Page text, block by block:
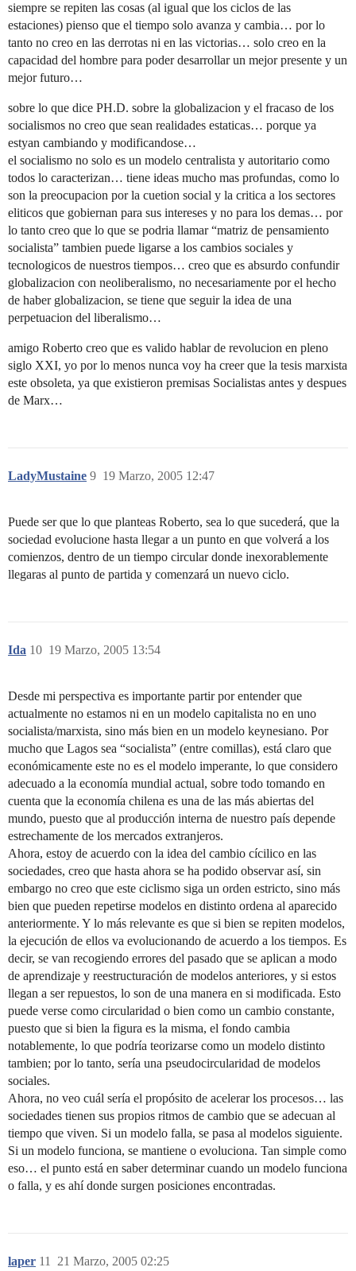
siempre se repiten las cosas (al igual que los ciclos de las
estaciones) pienso que el tiempo solo avanza y cambia… por lo
tanto no creo en las derrotas ni en las victorias… solo creo en la
capacidad del hombre para poder desarrollar un mejor presente y un
mejor futuro…
sobre lo que dice PH.D. sobre la globalizacion y el fracaso de los
socialismos no creo que sean realidades estaticas… porque ya
estyan cambiando y modificandose…
el socialismo no solo es un modelo centralista y autoritario como
todos lo caracterizan… tiene ideas mucho mas profundas, como lo
son la preocupacion por la cuetion social y la critica a los sectores
eliticos que gobiernan para sus intereses y no para los demas… por
lo tanto creo que lo que se podria llamar “matriz de pensamiento
socialista” tambien puede ligarse a los cambios sociales y
tecnologicos de nuestros tiempos… creo que es absurdo confundir
globalizacion con neoliberalismo, no necesariamente por el hecho
de haber globalizacion, se tiene que seguir la idea de una
perpetuacion del liberalismo…
amigo Roberto creo que es valido hablar de revolucion en pleno
siglo XXI, yo por lo menos nunca voy ha creer que la tesis marxista
este obsoleta, ya que existieron premisas Socialistas antes y despues
de Marx…
LadyMustaine 19 Marzo, 2005 12:47
9
Puede ser que lo que planteas Roberto, sea lo que sucederá, que la
sociedad evolucione hasta llegar a un punto en que volverá a los
comienzos, dentro de un tiempo circular donde inexorablemente
llegaras al punto de partida y comenzará un nuevo ciclo.
Ida 19 Marzo, 2005 13:54
10
Desde mi perspectiva es importante partir por entender que
actualmente no estamos ni en un modelo capitalista no en uno
socialista/marxista, sino más bien en un modelo keynesiano. Por
mucho que Lagos sea “socialista” (entre comillas), está claro que
económicamente este no es el modelo imperante, lo que considero
adecuado a la economía mundial actual, sobre todo tomando en
cuenta que la economía chilena es una de las más abiertas del
mundo, puesto que al producción interna de nuestro país depende
estrechamente de los mercados extranjeros.
Ahora, estoy de acuerdo con la idea del cambio cícilico en las
sociedades, creo que hasta ahora se ha podido observar así, sin
embargo no creo que este ciclismo siga un orden estricto, sino más
bien que pueden repetirse modelos en distinto ordena al aparecido
anteriormente. Y lo más relevante es que si bien se repiten modelos,
la ejecución de ellos va evolucionando de acuerdo a los tiempos. Es
decir, se van recogiendo errores del pasado que se aplican a modo
de aprendizaje y reestructuración de modelos anteriores, y si estos
llegan a ser repuestos, lo son de una manera en si modificada. Esto
puede verse como circularidad o bien como un cambio constante,
puesto que si bien la figura es la misma, el fondo cambia
notablemente, lo que podría teorizarse como un modelo distinto
tambien; por lo tanto, sería una pseudocircularidad de modelos
sociales.
Ahora, no veo cuál sería el propósito de acelerar los procesos… las
sociedades tienen sus propios ritmos de cambio que se adecuan al
tiempo que viven. Si un modelo falla, se pasa al modelos siguiente.
Si un modelo funciona, se mantiene o evoluciona. Tan simple como
eso… el punto está en saber determinar cuando un modelo funciona
o falla, y es ahí donde surgen posiciones encontradas.
laper 21 Marzo, 2005 02:25
11